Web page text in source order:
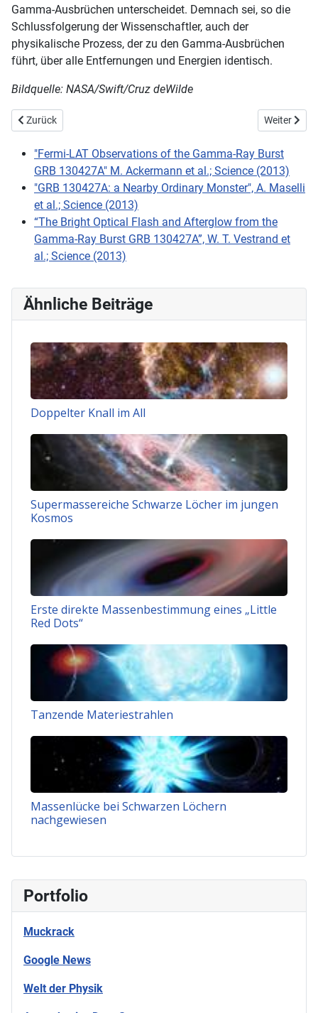
Portfolio
Muckrack
Google News
Welt der Physik
Gamma-Ausbrüchen unterscheidet. Demnach sei, so die
Schlussfolgerung der Wissenschaftler, auch der
physikalische Prozess, der zu den Gamma-Ausbrüchen
führt, über alle Entfernungen und Energien identisch.
Bildquelle: NASA/Swift/Cruz deWilde
Vorheriger Beitrag: ALMA beobachtet Galaxiengeburt im jungen
Zurück Nächster
Weiter
"Fermi-LAT Observations of the Gamma-Ray Burst
GRB 130427A" M. Ackermann et al.; Science (2013)
"GRB 130427A: a Nearby Ordinary Monster", A. Maselli
et al.; Science (2013)
“The Bright Optical Flash and Afterglow from the
Gamma-Ray Burst GRB 130427A”, W. T. Vestrand et
al.; Science (2013)
Ähnliche Beiträge
Doppelter Knall im All
Supermassereiche Schwarze Löcher im jungen
Kosmos
Erste direkte Massenbestimmung eines „Little
Red Dots“
Tanzende Materiestrahlen
Massenlücke bei Schwarzen Löchern
nachgewiesen